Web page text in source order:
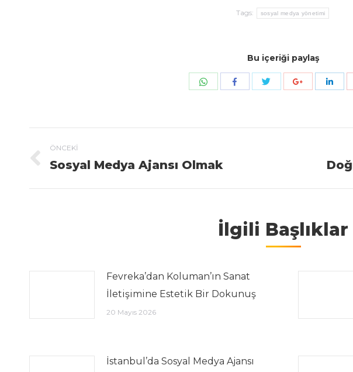
Tags: sosyal medya yönetimi
Bu içeriği paylaş
Share with WhatsApp
Share with FacebookShare with Twitter
Share with
Post navigation
ÖNCEKI
Previous post:
Sosyal Medya Ajansı Olmak Next post:
İlgili Başlıklar
Fevreka’dan Koluman’ın Sanat
İletişimine Estetik Bir Dokunuş
20 Mayıs 2026
İstanbul’da Sosyal Medya Ajansı